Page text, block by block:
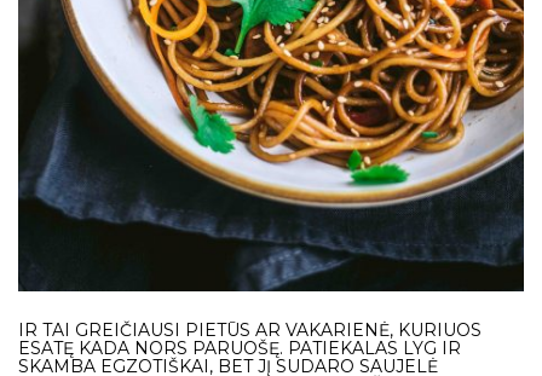
IR TAI GREIČIAUSI PIETŪS AR VAKARIENĖ, KURIUOS
ESATĘ KADA NORS PARUOŠĘ. PATIEKALAS LYG IR
SKAMBA EGZOTIŠKAI, BET JĮ SUDARO SAUJELĖ